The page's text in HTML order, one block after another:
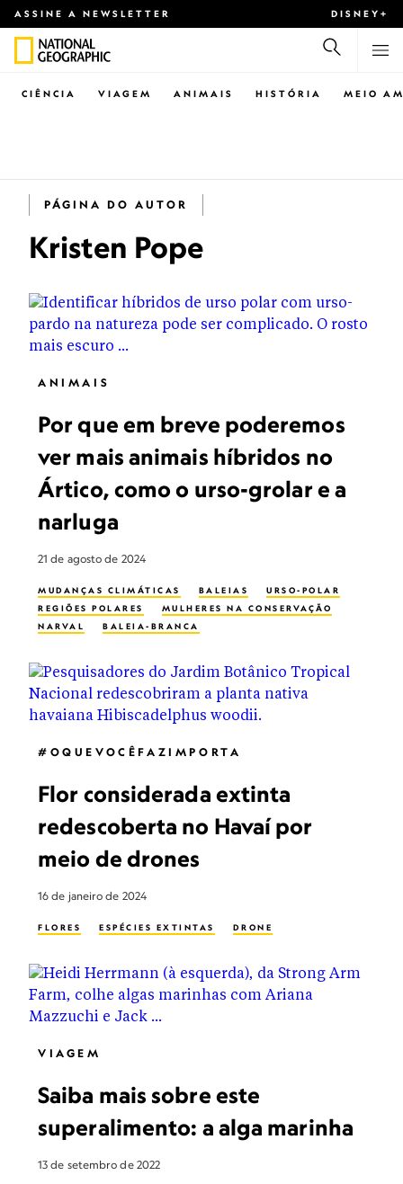
ASSINE A NEWSLETTER DISNEY+
CIÊNCIA VIAGEM ANIMAIS HISTÓRIA MEIO
PÁGINA DO AUTOR
Kristen Pope
ANIMAIS
Por que em breve poderemos
ver mais animais híbridos no
Ártico, como o urso-grolar e a
narluga
21 de agosto de 2024
MUDANÇAS CLIMÁTICAS BALEIAS
URSO-POLAR
REGIÕES POLARES
MULHERES NA CONSERVAÇÃO
NARVAL
BALEIA-BRANCA
#OQUEVOCÊFAZIMPORTA
Flor considerada extinta
redescoberta no Havaí por
meio de drones
16 de janeiro de 2024
FLORES ESPÉCIES EXTINTAS DRONE
VIAGEM
Saiba mais sobre este
superalimento: a alga marinha
13 de setembro de 2022